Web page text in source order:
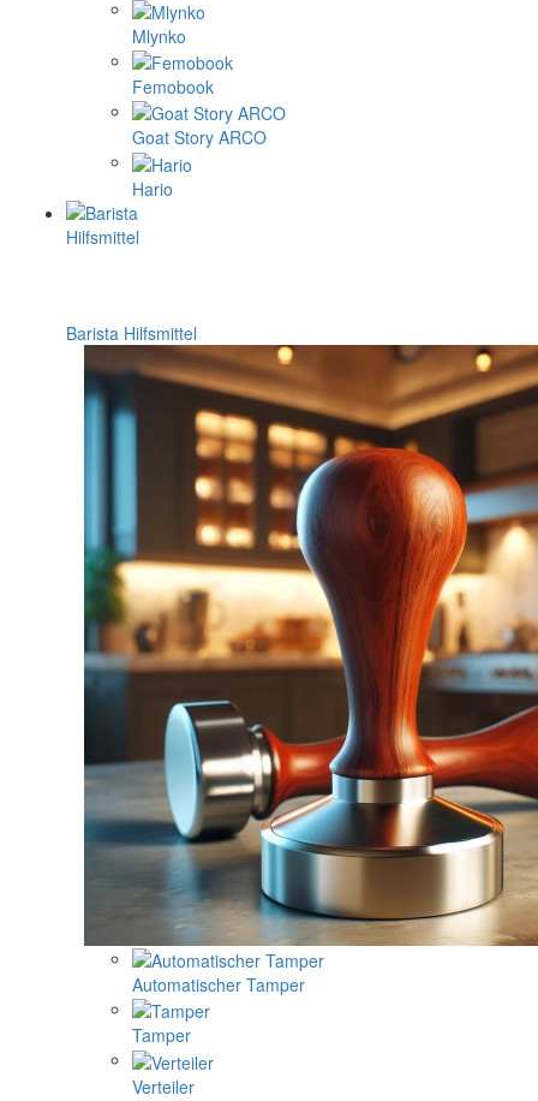
Mlynko
Femobook
Goat Story ARCO
Hario
Barista Hilfsmittel
Automatischer Tamper
Tamper
Verteiler